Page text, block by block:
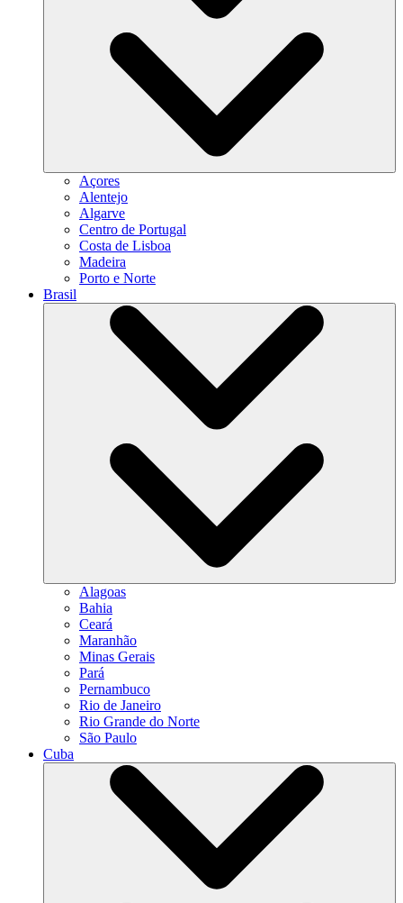
Açores
Alentejo
Algarve
Centro de Portugal
Costa de Lisboa
Madeira
Porto e Norte
Brasil
Alagoas
Bahia
Ceará
Maranhão
Minas Gerais
Pará
Pernambuco
Rio de Janeiro
Rio Grande do Norte
São Paulo
Cuba